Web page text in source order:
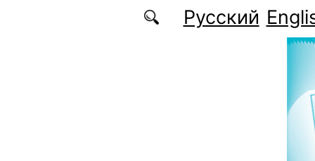
Перейти к основному содержаниюРусский